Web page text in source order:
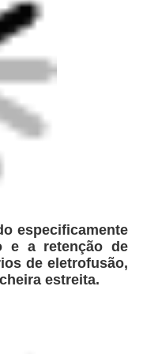
especificamente
e a retenção de
de eletrofusão,
estreita.